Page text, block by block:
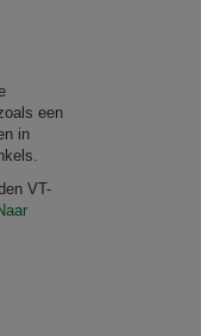
een
in
VT-